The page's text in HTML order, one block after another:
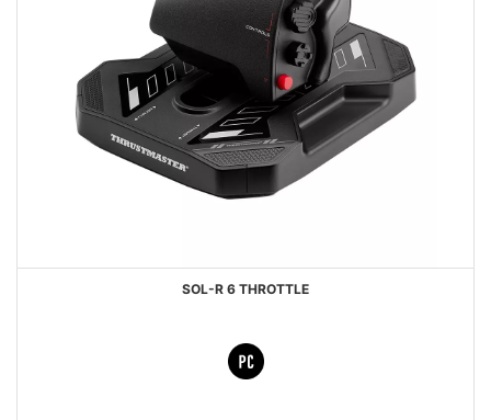
SOL-R 6 THROTTLE